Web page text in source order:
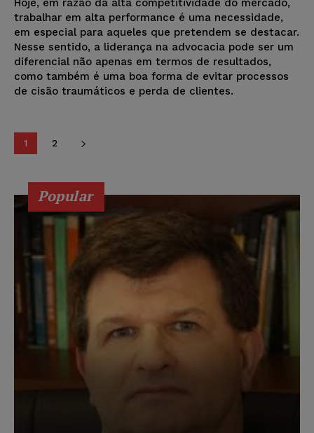
trabalhar em alta performance é uma necessidade,
em especial para aqueles que pretendem se destacar.
Nesse sentido, a liderança na advocacia pode ser um
diferencial não apenas em termos de resultados,
como também é uma boa forma de evitar processos
de cisão traumáticos e perda de clientes.
1 2
Popular